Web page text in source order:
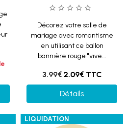
Décorez votre salle de
mariage avec romantisme
en utilisant ce ballon
bannière rouge "vive...
3.99€ 2.09€ TTC
Détails
LIQUIDATION